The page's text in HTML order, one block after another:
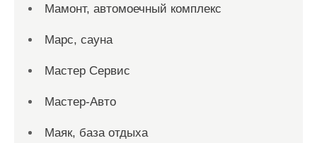
Мамонт, автомоечный комплекс
Марс, сауна
Мастер Сервис
Мастер-Авто
Маяк, база отдыха